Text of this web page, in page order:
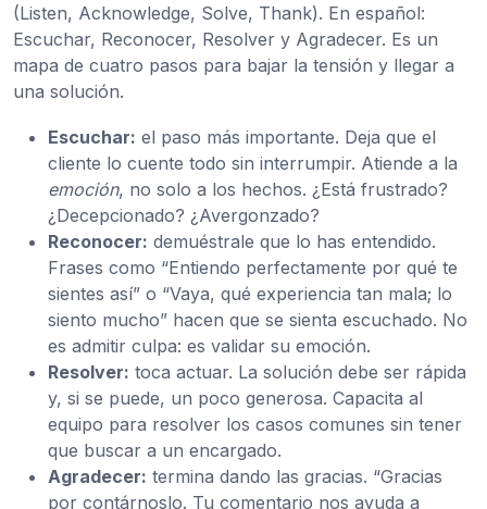
(Listen, Acknowledge, Solve, Thank). En español:
Escuchar, Reconocer, Resolver y Agradecer. Es un
mapa de cuatro pasos para bajar la tensión y llegar a
una solución.
Escuchar: el paso más importante. Deja que el
cliente lo cuente todo sin interrumpir. Atiende a la
emoción, no solo a los hechos. ¿Está frustrado?
¿Decepcionado? ¿Avergonzado?
Reconocer: demuéstrale que lo has entendido.
Frases como “Entiendo perfectamente por qué te
sientes así” o “Vaya, qué experiencia tan mala; lo
siento mucho” hacen que se sienta escuchado. No
es admitir culpa: es validar su emoción.
Resolver: toca actuar. La solución debe ser rápida
y, si se puede, un poco generosa. Capacita al
equipo para resolver los casos comunes sin tener
que buscar a un encargado.
Agradecer: termina dando las gracias. “Gracias
por contárnoslo. Tu comentario nos ayuda a